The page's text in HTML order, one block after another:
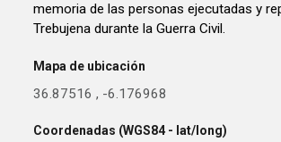
memoria de las personas ejecutadas y
Trebujena durante la Guerra Civil.
Mapa de ubicación
36.87516 , -6.176968
Coordenadas (WGS84 - lat/long)